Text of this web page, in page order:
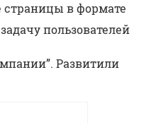
страницы в формате
пользователей
Развитили